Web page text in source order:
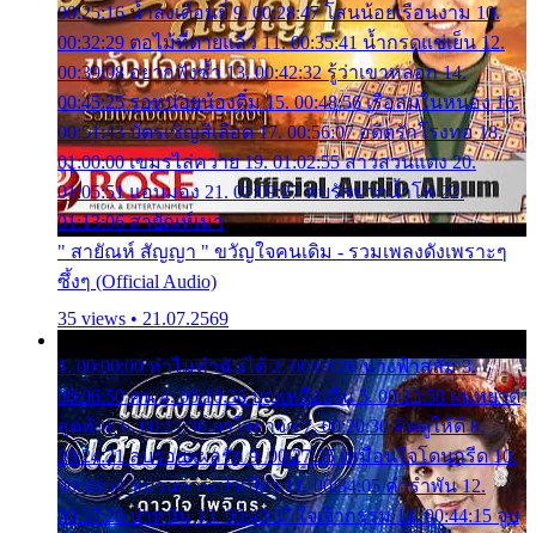
00:25:16 น้ำลงเดือนยี่ 9. 00:28:47 โสนน้อยเรือนงาม 10.
00:32:29 ตอไม้ที่ตายแล้ว 11. 00:35:41 น้ำกรดแช่เย็น 12.
00:39:08 อยากฟังซ้ำ 13. 00:42:32 รู้ว่าเขาหลอก 14.
00:45:25 รอหน่อยน้องติ๋ม 15. 00:48:56 เรือล่มในหนอง 16.
00:51:43 บัตรเชิญสีเลือด 17. 00:56:07 อดีตรักโรงทอ 18.
01:00:00 เขมรไล่ควาย 19. 01:02:55 สาวสวนแตง 20.
01:05:51 แอบมอง 21. 01:09:27 พบรักปากน้ำโพ 22.
01:13:06 สายัณห์เมา
" สายัณห์ สัญญา " ขวัญใจคนเดิม - รวมเพลงดังเพราะๆ
ซึ้งๆ (Official Audio)
35 views • 21.07.2569
1. 00:00:00 ทำไมทำฉันได้ 2. 00:03:20 นางฟ้าสลัม 3.
00:06:50 คน 4. 00:10:36 บุญเหลือเกิน 5. 00:13:58 ฝนหยาด
สุดท้าย 6. 00:17:30 ยาใจยาจก 7. 00:20:30 คิดดูให้ดี 8.
00:24:21 ลบรอยแผลรัก 9. 00:27:35 เหมือนใจโดนกรีด 10.
00:30:54 ขบวนการเปาเปียว 11. 00:34:05 คำรำพัน 12.
00:37:20 ปาหนัน 13. 00:40:37 ใจเจ้ากรรม 14. 00:44:15 จูบ